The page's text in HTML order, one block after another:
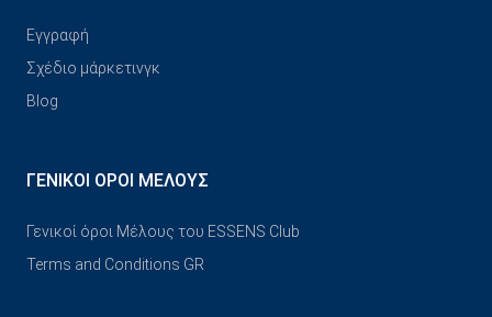
Εγγραφή
Σχέδιο μάρκετινγκ
Blog
ΓΕΝΙΚΟΊ ΌΡΟΙ ΜΈΛΟΥΣ
Γενικοί όροι Μέλους του ESSENS Club
Terms and Conditions GR